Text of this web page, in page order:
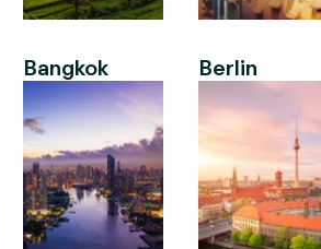
Bangkok Berlin